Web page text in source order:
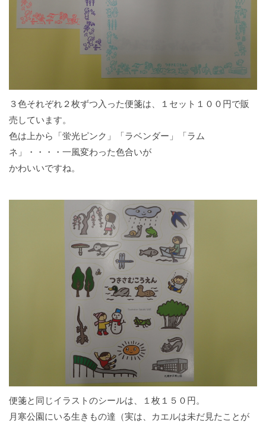
３色それぞれ２枚ずつ入った便箋は、１セット１００円で販
売しています。
色は上から「蛍光ピンク」「ラベンダー」「ラム
ネ」・・・・一風変わった色合いが
かわいいですね。
便箋と同じイラストのシールは、１枚１５０円。
月寒公園にいる生きもの達（実は、カエルは未だ見たことが